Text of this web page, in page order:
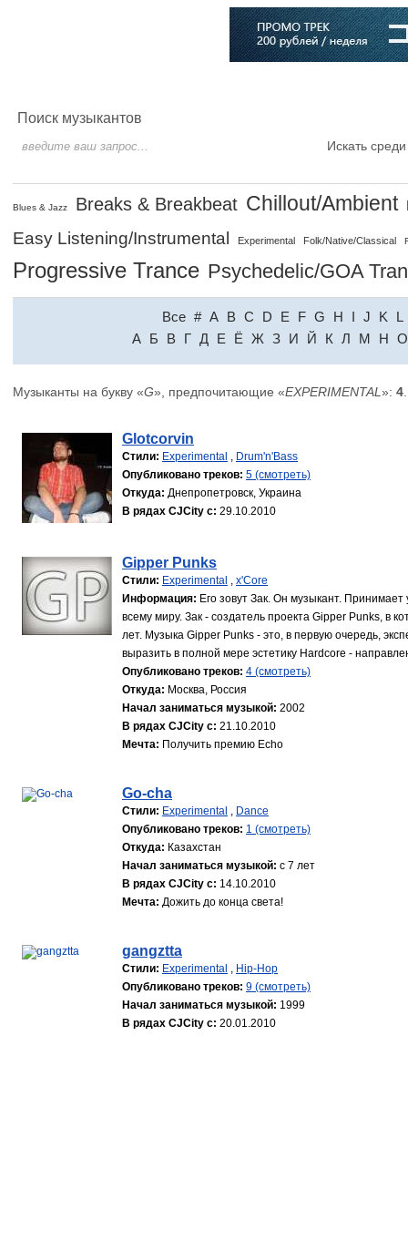
Поиск музыкантов
Искать
Blues & Jazz Breaks & Breakbeat Chillout/Ambient
Easy Listening/Instrumental Experimental Folk/Native/Classical
Progressive Trance Psychedelic/GOA
Все # A B C D E F G H I J K
L
A Б В Г Д Е Ё Ж З И Й К Л М Н О
Музыканты на букву «G», предпочитающие «EXPERIMENTAL »: 4
Glotcorvin
Стили: Experimental , Drum'n'Bass
Опубликовано треков: 5 (смотреть)
Откуда: Днепропетровск, Украина
В рядах CJCity с: 29.10.2010
Gipper Punks
Стили: Experimental , x'Core
Информация: Его зовут Зак. Он музыкант.
всему миру. Зак - создатель проекта Gipper Punks, в
лет. Музыка Gipper Punks - это, в первую очередь,
выразить в полной мере эстетику Hardcore -
Опубликовано треков: 4 (смотреть)
Откуда: Москва, Россия
Начал заниматься музыкой: 2002
В рядах CJCity с: 21.10.2010
Мечта: Получить премию Echo
Go-cha
Стили: Experimental , Dance
Опубликовано треков: 1 (смотреть)
Откуда: Казахстан
Начал заниматься музыкой: с 7 лет
В рядах CJCity с: 14.10.2010
Мечта: Дожить до конца света!
gangztta
Стили: Experimental , Hip-Hop
Опубликовано треков: 9 (смотреть)
Начал заниматься музыкой: 1999
В рядах CJCity с: 20.01.2010